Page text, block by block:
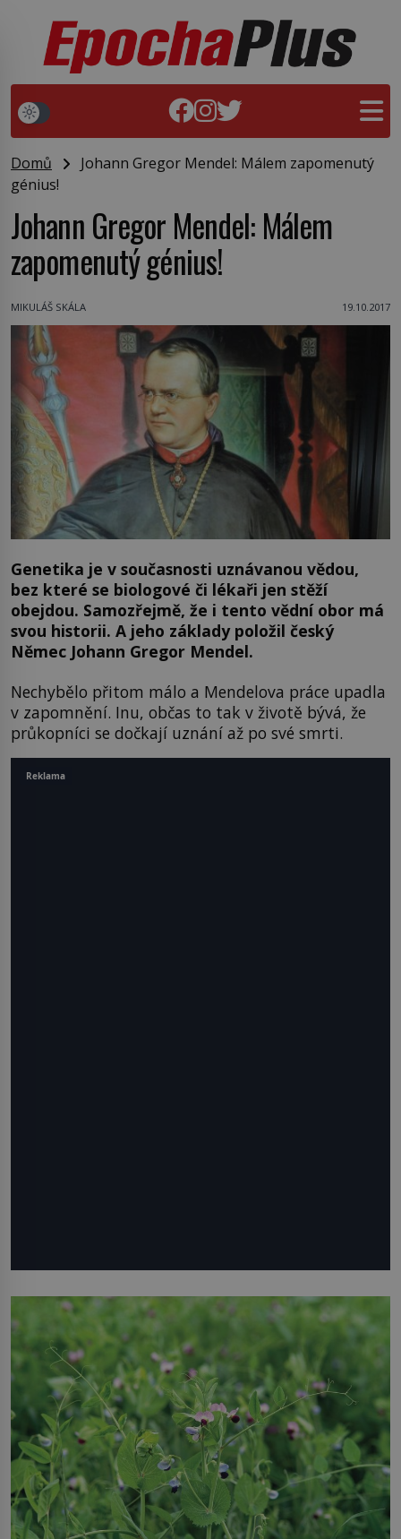
Domů
Johann Gregor Mendel: Málem zapomenutý
génius!
Johann Gregor Mendel: Málem
zapomenutý génius!
MIKULÁŠ SKÁLA 19.10.2017
Genetika je v současnosti uznávanou vědou,
bez které se biologové či lékaři jen stěží
obejdou. Samozřejmě, že i tento vědní obor má
svou historii. A jeho základy položil český
Němec Johann Gregor Mendel.
Nechybělo přitom málo a Mendelova práce upadla
v zapomnění. Inu, občas to tak v životě bývá, že
průkopníci se dočkají uznání až po své smrti.
Reklama